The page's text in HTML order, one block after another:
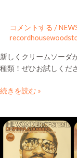
コメントする /
新しくクリームソーダ
種類！ぜひお試しくだ
続きを読む »
【毎
週